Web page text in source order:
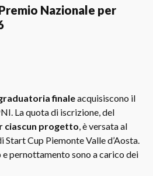
Nazionale per
finaleacquisiscono il
La quota di iscrizione, del
ciascun progetto, è versata al
Cup Piemonte Valle d’Aosta.
pernottamento sono a carico dei